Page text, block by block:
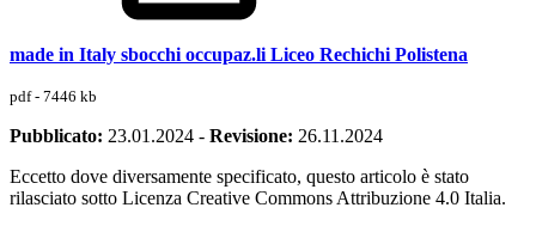
made in Italy sbocchi occupaz.li Liceo Rechichi Polistena
pdf - 7446 kb
Pubblicato: 23.01.2024 - Revisione: 26.11.2024
Eccetto dove diversamente specificato, questo articolo è stato
rilasciato sotto Licenza Creative Commons Attribuzione 4.0 Italia.